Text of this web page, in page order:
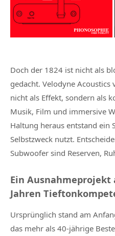
Doch der 1824 ist nicht als
gedacht. Velodyne
nicht als Effekt, sondern als
Musik, Film und immersive
Haltung heraus entstand ein
Selbstzweck nutzt.
Subwoofer sind Reserven,
Ein Ausnahmeprojekt
Jahren
Ursprünglich stand am
das mehr als 40-jährige